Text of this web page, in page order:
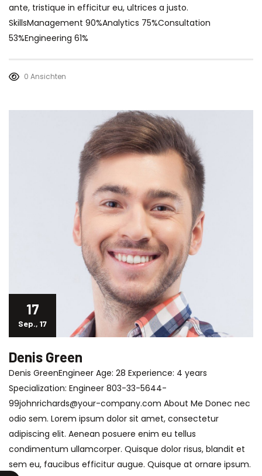
ante, tristique in efficitur eu, ultrices a justo.
SkillsManagement 90%Analytics 75%Consultation
53%Engineering 61%
0 Ansichten
17
Sep., 17
Denis Green
Denis GreenEngineer Age: 28 Experience: 4 years
Specialization: Engineer 803-33-5644-
99johnrichards@your-company.com About Me Donec nec
odio sem. Lorem ipsum dolor sit amet, consectetur
adipiscing elit. Aenean posuere enim eu tellus
condimentum ullamcorper. Quisque dolor risus, blandit et
sem eu, faucibus efficitur augue. Quisque at ornare ipsum.